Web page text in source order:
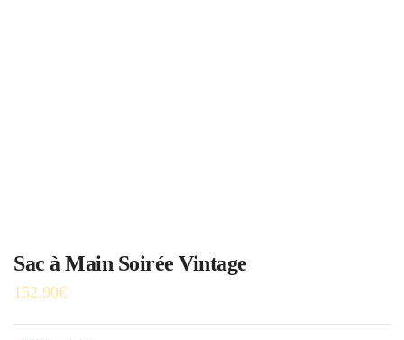
Sac à Main Soirée Vintage
152.90€